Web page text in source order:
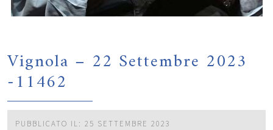
Vignola – 22 Settembre 2023
-11462
PUBBLICATO IL: 25 SETTEMBRE 2023